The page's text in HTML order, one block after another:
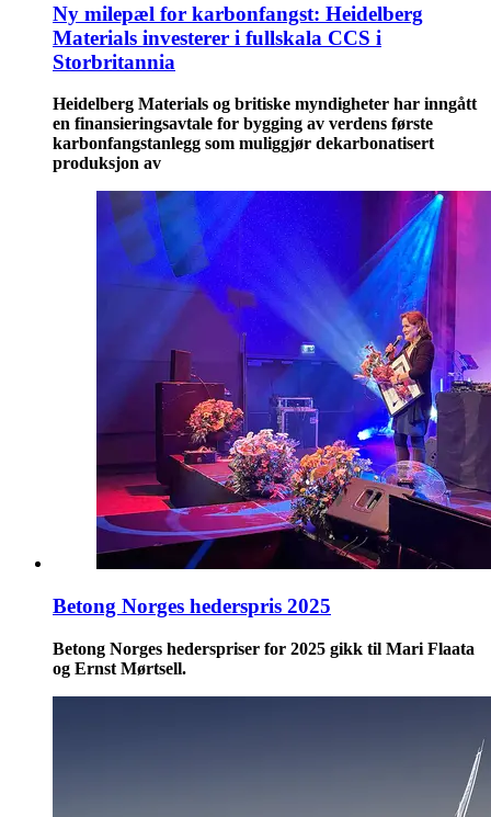
Ny milepæl for karbonfangst: Heidelberg
Materials investerer i fullskala CCS i
Storbritannia
Heidelberg Materials og britiske myndigheter har inngått
en finansieringsavtale for bygging av verdens første
karbonfangstanlegg som muliggjør dekarbonatisert
produksjon av
Betong Norges hederspris 2025
Betong Norges hederspriser for 2025 gikk til Mari Flaata
og Ernst Mørtsell.